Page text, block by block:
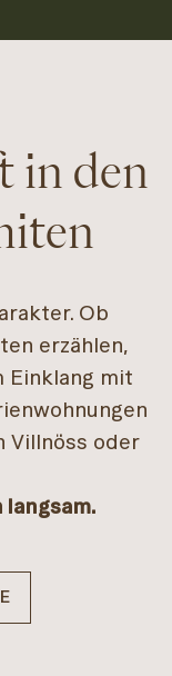
in den
Ob
erzählen,
Einklang mit
Villnöss oder
langsam.